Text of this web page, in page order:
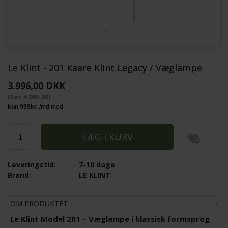
Le Klint - 201 Kaare Klint Legacy / Væglampe
3.996,00 DKK
(Før 4.995,00)
7-10 dage
Leveringstid:
LE KLINT
Brand:
OM PRODUKTET
Le Klint Model 201 – Væglampe i klassisk formsprog